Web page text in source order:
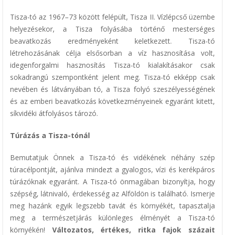
Tisza-tó az 1967–73 között felépült, Tisza II. Vízlépcső üzembe
helyezésekor, a Tisza folyásába történő mesterséges
beavatkozás eredményeként keletkezett. Tisza-tó
létrehozásának célja elsősorban a víz hasznosítása volt,
idegenforgalmi hasznosítás Tisza-tó kialakításakor csak
sokadrangú szempontként jelent meg. Tisza-tó ekképp csak
nevében és látványában tó, a Tisza folyó szeszélyességének
és az emberi beavatkozás következményeinek egyaránt kitett,
síkvidéki átfolyásos tározó.
Túrázás a Tisza-tónál
Bemutatjuk Önnek a Tisza-tó és vidékének néhány szép
túracélpontját, ajánlva mindezt a gyalogos, vízi és kerékpáros
túrázóknak egyaránt. A Tisza-tó önmagában bizonyítja, hogy
szépség, látnivaló, érdekesség az Alföldön is található. Ismerje
meg hazánk egyik legszebb tavát és környékét, tapasztalja
meg a természetjárás különleges élményét a Tisza-tó
környékén! Változatos, értékes, ritka fajok százait